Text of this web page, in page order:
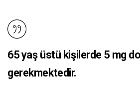
65 yaş üstü kişilerde 5 mg
gerekmektedir.